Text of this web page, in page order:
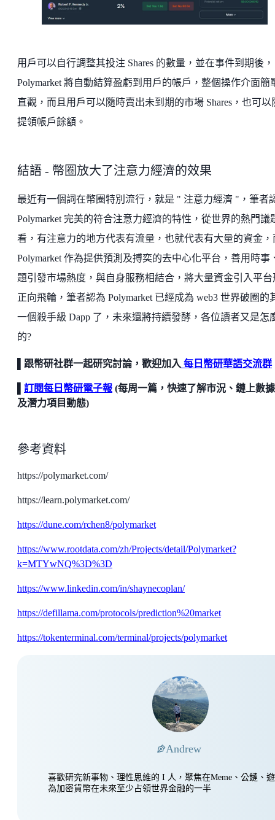
用戶可以自行調整其投注 Shares 的數量，並在事件到期後，
Polymarket 將自動結算盈虧到用戶的帳戶，整個操作介面簡
直觀，而且用戶可以隨時賣出未到期的市場 Shares，也可以
提領帳戶餘額。
結語 - 幣圈放大了注意力經濟的效果
最近有一個詞在幣圈特別流行，就是 " 注意力經濟 "，筆者
Polymarket 完美的符合注意力經濟的特性，從世界的熱門議
看，有注意力的地方代表有流量，也就代表有大量的資金，
Polymarket 作為提供預測及搏奕的去中心化平台，善用時事
題引發市場熱度，與自身服務相結合，將大量資金引入平台
正向飛輪，筆者認為 Polymarket 已經成為 web3 世界破圈的
一個殺手級 Dapp 了，未來還將持續發酵，各位讀者又是怎
的?
▌跟幣研社群一起研究討論，歡迎加入 每日幣研華語交流群
訂閱每日幣研電子報 (每周一篇，快速了解市況、鏈上數
及潛力項目動態)
參考資料
https://polymarket.com/
https://learn.polymarket.com/
https://dune.com/rchen8/polymarket
https://www.rootdata.com/zh/Projects/detail/Polymarket?
k=MTYwNQ%3D%3D
https://www.linkedin.com/in/shaynecoplan/
https://defillama.com/protocols/prediction%20market
https://tokenterminal.com/terminal/projects/polymarket
Andrew
喜歡研究新事物、理性思維的 I 人，聚焦在Meme、公鏈、
為加密貨幣在未來至少占領世界金融的一半